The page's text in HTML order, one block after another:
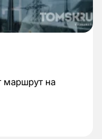
маршрут на